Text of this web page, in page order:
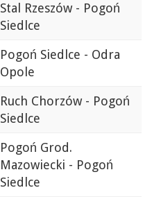
Stal Rzeszów - Pogoń
Siedlce
Pogoń Siedlce - Odra
Opole
Ruch Chorzów - Pogoń
Siedlce
Pogoń Grod.
Mazowiecki - Pogoń
Siedlce